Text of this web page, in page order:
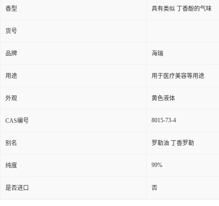
香型 具有类似 丁香酚的气味
货号
品牌 海瑞
用途 用于医疗美容等用途
外观 黄色液体
CAS编号 8015-73-4
别名 罗勒油 丁香罗勒
纯度 99%
是否进口 否